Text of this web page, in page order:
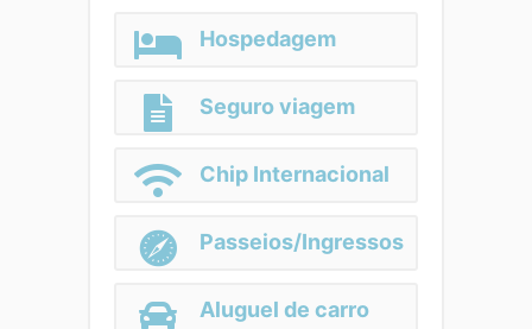
Hospedagem
Seguro viagem
Chip Internacional
Passeios/Ingressos
Aluguel de carro